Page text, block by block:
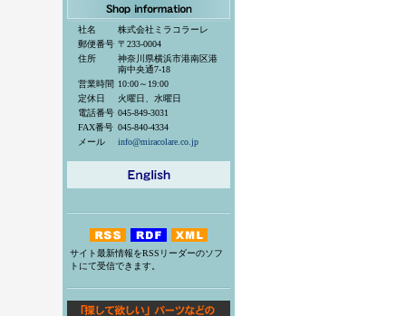
社名
株式会社ミラコラーレ
郵便番号 〒233-0004
住所
神奈川県横浜市港南区港
南中央通7-18
営業時間 10:00～19:00
定休日
火曜日、水曜日
電話番号 045-849-3031
FAX番号 045-840-4334
メール
info@miracolare.co.jp
サイト最新情報をRSSリーダーのソフ
トにて受信できます。